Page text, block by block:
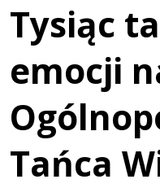
Tysiąc
emocji
Tańca